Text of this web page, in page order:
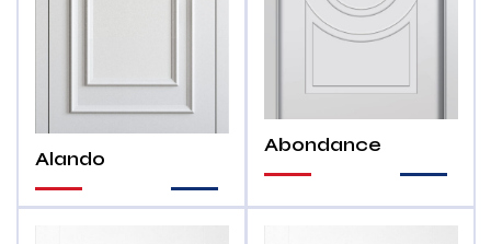
Alando
Abondance